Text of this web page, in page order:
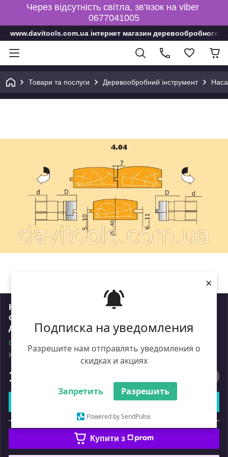
Подписка на уведомления
Разрешите нам отправлять уведомления о
скидках и акциях
Запретить Разрешить
Powered by SendPulse
×
Через відсутність світла, зв'язок на viber
0677041005
www.davitools.com.ua інтернет магазин деревообробного
Товари та послуги Деревообробний інструмент
Комплект фрез 125(160)х32.40х40 для
оброблення бічних поверхонь обшивної
дошки напайна Р6М5
В наявності
Код: кн4,04
14 469
Купити
або
Купити з